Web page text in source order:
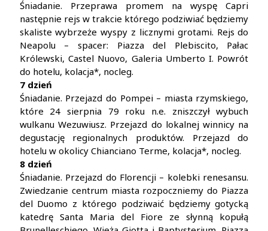
Śniadanie. Przeprawa promem na wyspę Capri
następnie rejs w trakcie którego podziwiać będziemy
skaliste wybrzeże wyspy z licznymi grotami. Rejs do
Neapolu – spacer: Piazza del Plebiscito, Pałac
Królewski, Castel Nuovo, Galeria Umberto I. Powrót
do hotelu, kolacja*, nocleg.
7 dzień
Śniadanie. Przejazd do Pompei – miasta rzymskiego,
które 24 sierpnia 79 roku n.e. zniszczył wybuch
wulkanu Wezuwiusz. Przejazd do lokalnej winnicy na
degustację regionalnych produktów. Przejazd do
hotelu w okolicy Chianciano Terme, kolacja*, nocleg.
8 dzień
Śniadanie. Przejazd do Florencji – kolebki renesansu.
Zwiedzanie centrum miasta rozpoczniemy do Piazza
del Duomo z którego podziwaić będziemy gotycką
katedrę Santa Maria del Fiore ze słynną kopułą